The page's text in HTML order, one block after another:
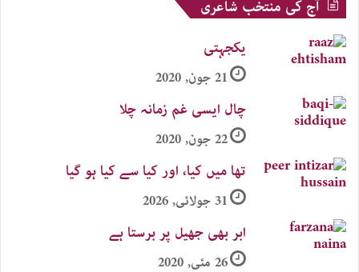
آج کی منتخب شاعری
یکجہتی
21 جون, 2020
چال ایسی غم زمانہ چلا
22 جون, 2020
تھا میں کیا، اور کیا سے کیا ہو گیا
31 جولائی, 2026
ابر بھی جھیل پر برستا ہے
26 مئی, 2020